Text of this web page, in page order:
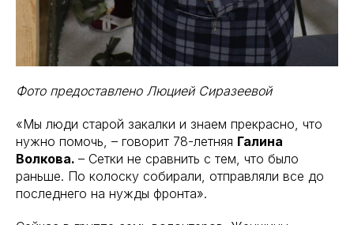
Фото предоставлено Люцией Сиразеевой
«Мы люди старой закалки и знаем прекрасно, что
нужно помочь, – говорит 78-летняя Галина
Волкова. – Сетки не сравнить с тем, что было
раньше. По колоску собирали, отправляли все до
последнего на нужды фронта».